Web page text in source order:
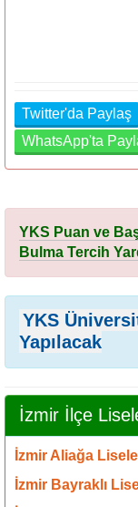
Twitter'da Paylaş
WhatsApp'ta
YKS Puan ve
Bulma Tercih
YKS
Yapılacak
İzmir İlçe
İzmir Aliağa
İzmir Bayraklı